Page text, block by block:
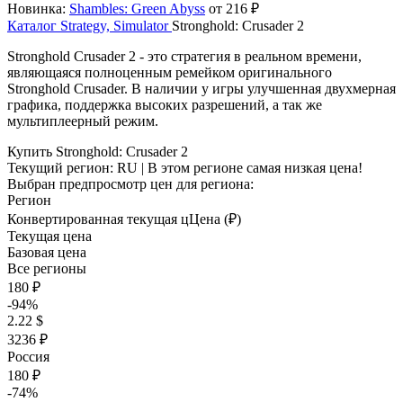
Новинка: Shambles: Green Abyss от 216 ₽
Каталог Strategy, Simulator Stronghold: Crusader 2
Stronghold Crusader 2 - это стратегия в реальном времени,
являющаяся полноценным ремейком оригинального
Stronghold Crusader. В наличии у игры улучшенная двухмерная
графика, поддержка высоких разрешений, а так же
мультиплеерный режим.
Купить Stronghold: Crusader 2
Текущий регион: RU | В этом регионе самая низкая цена!
Выбран предпросмотр цен для региона:
Регион
Конвертированная текущая цЦена (₽)
Текущая цена
Базовая цена
Все регионы
180 ₽
-94%
2.22 $
3236 ₽
Россия
180 ₽
-74%